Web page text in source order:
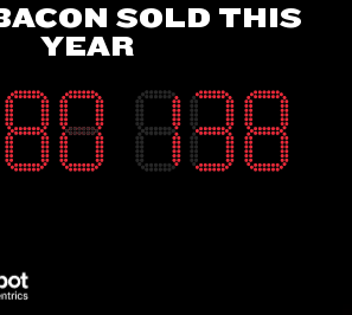
SOLD THIS
YEAR